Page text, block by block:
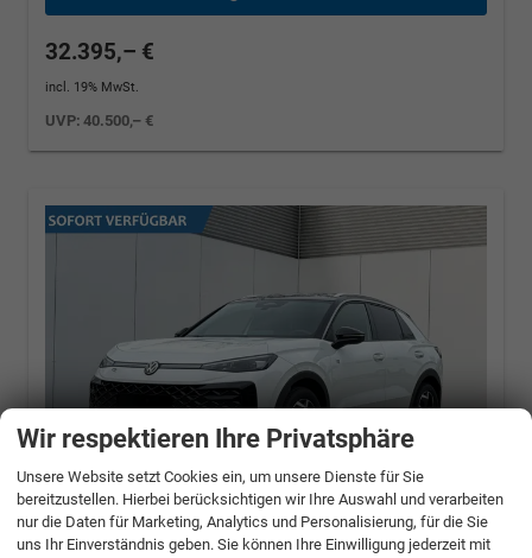
32.395,– €
incl. 19% MwSt.
UVP:40.500,– €
Wir respektieren Ihre Privatsphäre
Unsere Website setzt Cookies ein, um unsere Dienste für Sie
bereitzustellen. Hierbei berücksichtigen wir Ihre Auswahl und verarbeiten
nur die Daten für Marketing, Analytics und Personalisierung, für die Sie
uns Ihr Einverständnis geben. Sie können Ihre Einwilligung jederzeit mit